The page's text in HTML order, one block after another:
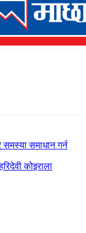
समस्या समाधान गर्न
कोइराला